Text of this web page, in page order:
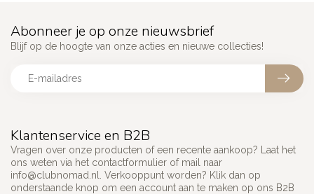
Klantenservice en B2B
Vragen over onze producten of een recente aankoop? Laat het
ons weten via het contactformulier of mail naar
info@clubnomad.nl
. Verkooppunt worden? Klik dan op
onderstaande knop om een account aan te maken op ons B2B
Abonneer je op onze nieuwsbrief
Blijf op de hoogte van onze acties en nieuwe collecties!